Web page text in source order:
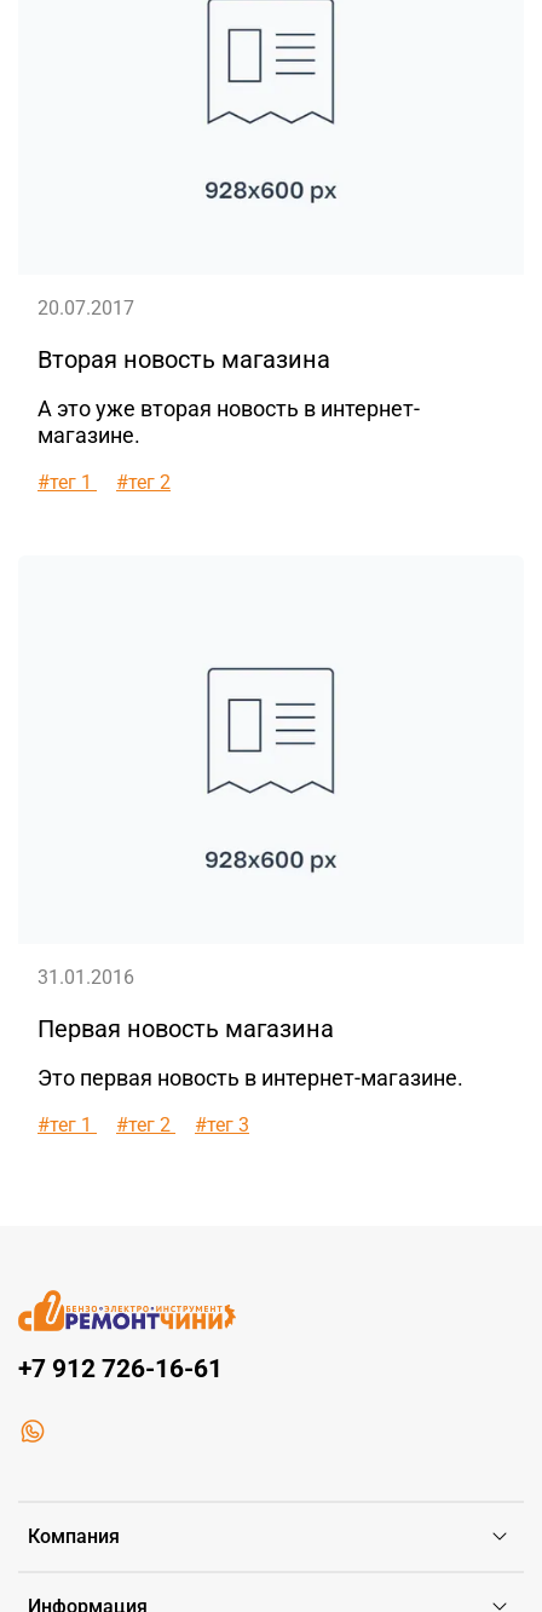
Вторая новость магазина
А это уже вторая новость в интернет-
магазине.
20.07.2017
#тег 1 #тег 2
Первая новость магазина
Это первая новость в интернет-магазине.
31.01.2016
#тег 1 #тег 2 #тег 3
Компания
Информация
+7 912 726-16-61